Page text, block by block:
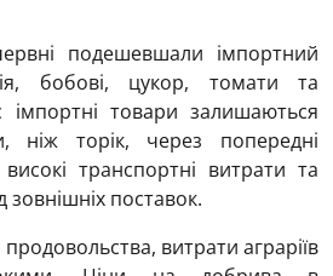
подешевшали імпортний
бобові, цукор, томати та
імпортні товари залишаються
ніж торік, через попередні
транспортні витрати та
зовнішніх поставок.
витрати аграріїв